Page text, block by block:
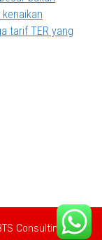
tarif TER yang
Consulting